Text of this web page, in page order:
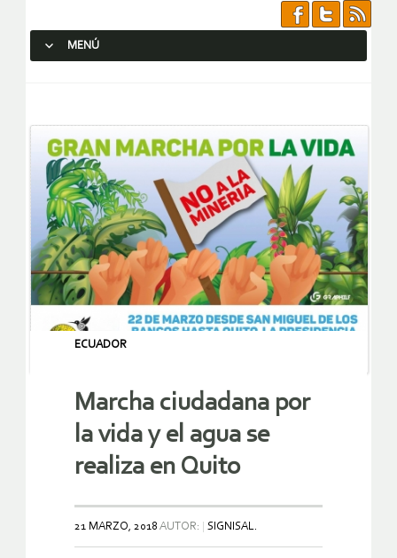
MENÚ
ECUADOR
Marcha ciudadana por
la vida y el agua se
realiza en Quito
21 MARZO, 2018 AUTOR: SIGNISAL.